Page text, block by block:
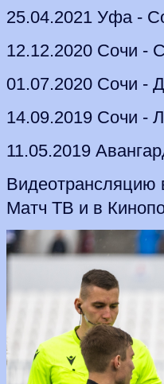
25.04.2021 Уфа -
12.12.2020 Сочи -
01.07.2020 Сочи -
14.09.2019 Сочи -
11.05.2019
Видеотрансляцию
Матч ТВ и в